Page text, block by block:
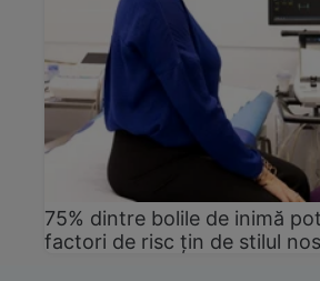
75% dintre bolile de inimă
factori de risc țin de stilul